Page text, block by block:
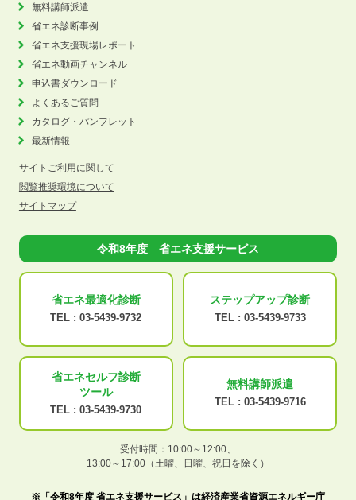
無料講師派遣
省エネ診断事例
省エネ支援現場レポート
省エネ動画チャンネル
申込書ダウンロード
よくあるご質問
カタログ・パンフレット
最新情報
サイトご利用に関して
閲覧推奨環境について
サイトマップ
令和8年度 省エネ支援サービス
省エネ最適化診断
TEL : 03-5439-9732
ステップアップ診断
TEL : 03-5439-9733
省エネセルフ診断
ツール
TEL : 03-5439-9730
無料講師派遣
TEL : 03-5439-9716
受付時間：10:00～12:00、
13:00～17:00（土曜、日曜、祝日を除く）
※「令和8年度 省エネ支援サービス」は経済産業省資源エネルギー庁